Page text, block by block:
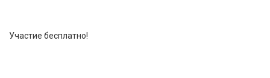
Участие бесплатно!